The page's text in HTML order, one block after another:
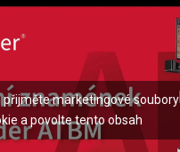
přijměte marketingové soubory
a povolte tento obsah